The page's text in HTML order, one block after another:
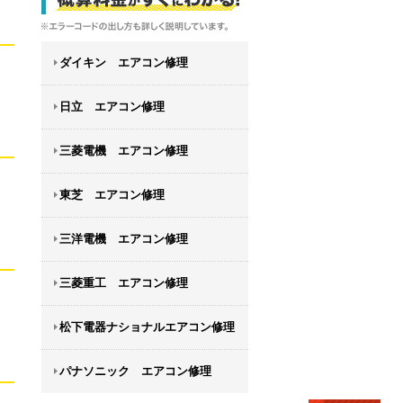
ダイキン エアコン修理
日立 エアコン修理
三菱電機 エアコン修理
東芝 エアコン修理
三洋電機 エアコン修理
三菱重工 エアコン修理
松下電器ナショナルエアコン修理
パナソニック エアコン修理